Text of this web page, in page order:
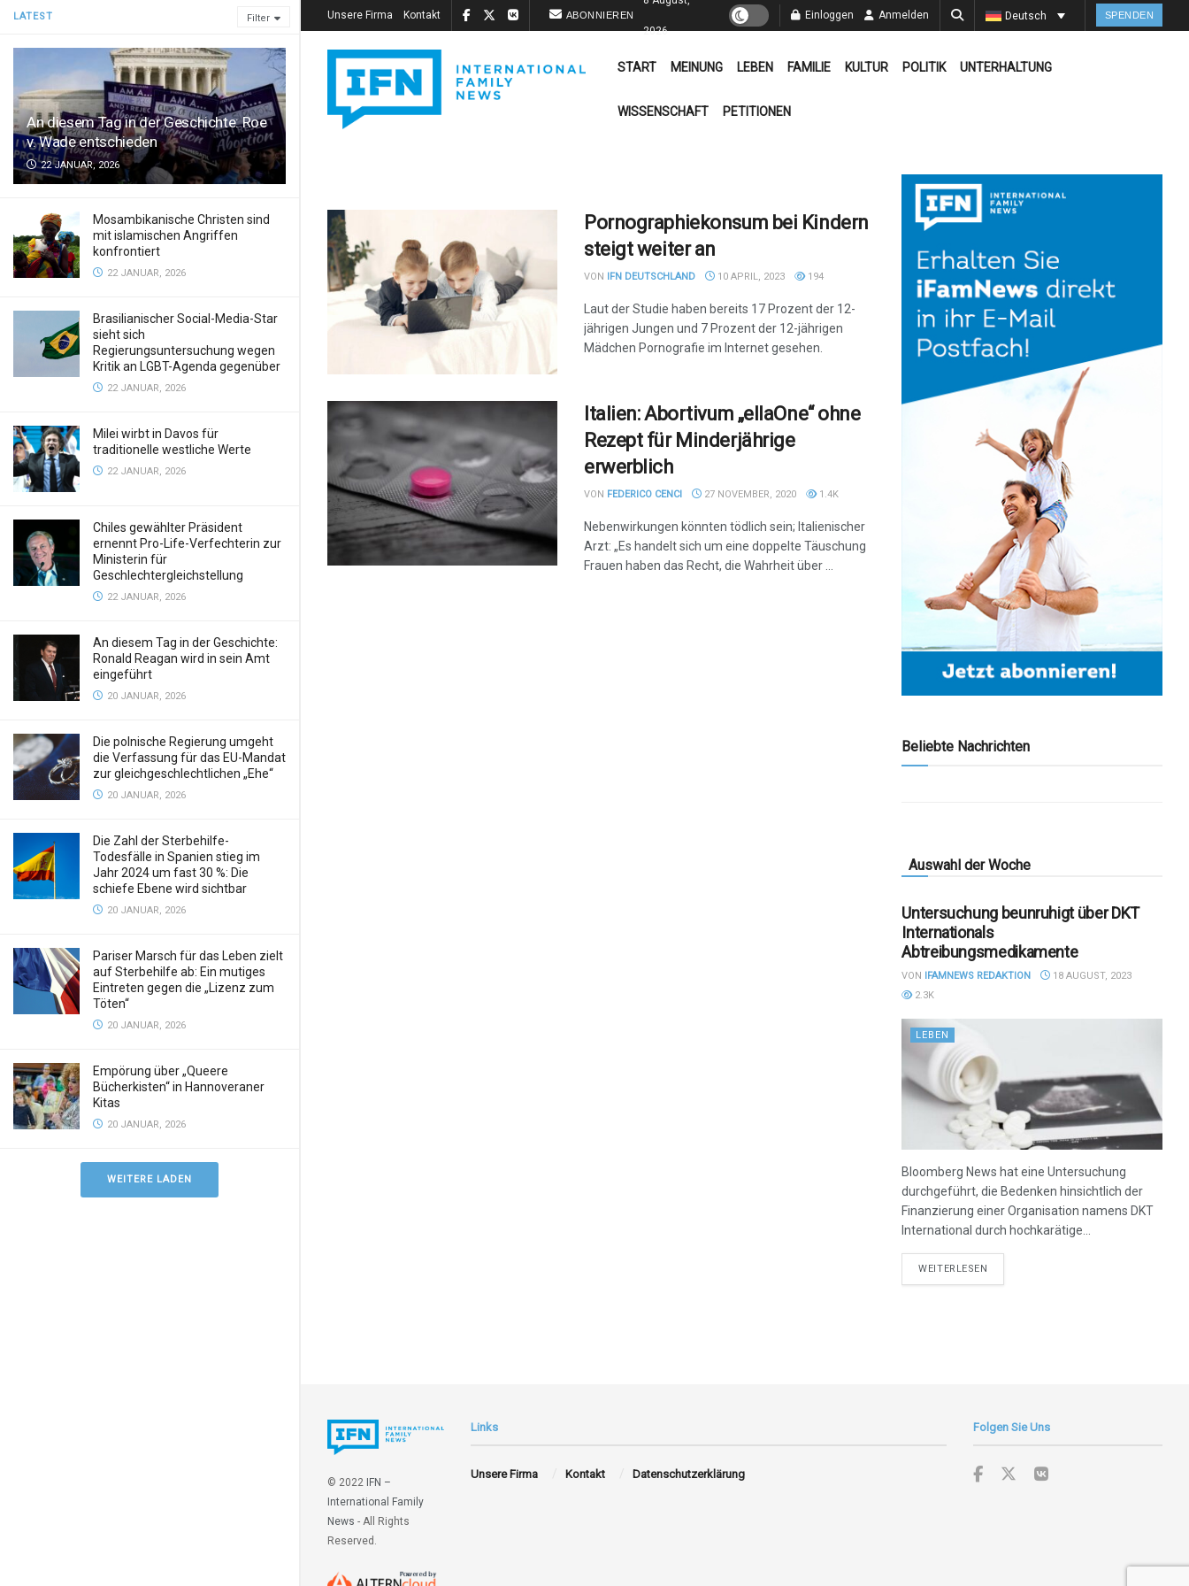
LATEST Filter
An diesem Tag in der Geschichte: Roe
v. Wade entschieden
22 JANUAR, 2026
Mosambikanische Christen sind
mit islamischen Angriffen
konfrontiert
22 JANUAR, 2026
Brasilianischer Social-Media-Star
sieht sich
Regierungsuntersuchung wegen
Kritik an LGBT-Agenda gegenüber
22 JANUAR, 2026
Milei wirbt in Davos für
traditionelle westliche Werte
22 JANUAR, 2026
Chiles gewählter Präsident
ernennt Pro-Life-Verfechterin zur
Ministerin für
Geschlechtergleichstellung
22 JANUAR, 2026
An diesem Tag in der Geschichte:
Ronald Reagan wird in sein Amt
eingeführt
20 JANUAR, 2026
Die polnische Regierung umgeht
die Verfassung für das EU-Mandat
zur gleichgeschlechtlichen „Ehe“
20 JANUAR, 2026
Die Zahl der Sterbehilfe-
Todesfälle in Spanien stieg im
Jahr 2024 um fast 30 %: Die
schiefe Ebene wird sichtbar
20 JANUAR, 2026
Pariser Marsch für das Leben zielt
auf Sterbehilfe ab: Ein mutiges
Eintreten gegen die „Lizenz zum
Töten“
20 JANUAR, 2026
Empörung über „Queere
Bücherkisten“ in Hannoveraner
Kitas
20 JANUAR, 2026
WEITERE LADEN
Unsere Firma Kontakt ABONNIEREN
2026
Einloggen Anmelden Deutsch SPENDEN
START MEINUNG LEBEN FAMILIE KULTUR POLITIK UNTERHALTUNG
WISSENSCHAFT PETITIONEN
Pornographiekonsum bei Kindern
steigt weiter an
VON IFN DEUTSCHLAND 10 APRIL, 2023 194
Laut der Studie haben bereits 17 Prozent der 12-
jährigen Jungen und 7 Prozent der 12-jährigen
Mädchen Pornografie im Internet gesehen.
Italien: Abortivum „ellaOne“ ohne
Rezept für Minderjährige
erwerblich
VON FEDERICO CENCI 27 NOVEMBER, 2020 1.4K
Nebenwirkungen könnten tödlich sein; Italienischer
Arzt: „Es handelt sich um eine doppelte Täuschung
Frauen haben das Recht, die Wahrheit über ...
Beliebte Nachrichten
Auswahl der Woche
Untersuchung beunruhigt über DKT
Internationals
Abtreibungsmedikamente
VON IFAMNEWS REDAKTION
18 AUGUST, 2023
2.3K
LEBEN
Bloomberg News hat eine Untersuchung
durchgeführt, die Bedenken hinsichtlich der
Finanzierung einer Organisation namens DKT
International durch hochkarätige...
WEITERLESEN
© 2022 IFN –
International Family
News - All Rights
Reserved.
Links
Unsere Firma Kontakt Datenschutzerklärung
Folgen Sie Uns